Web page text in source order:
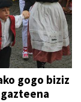
gogo biziz